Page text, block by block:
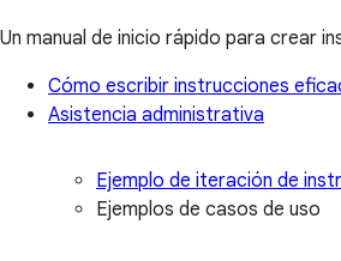
Un manual de inicio rápido para crear
Cómo escribir instrucciones
Asistencia administrativa
Ejemplo de iteración de
Ejemplos de casos de uso